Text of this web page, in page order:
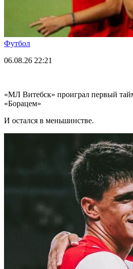
Футбол
06.08.26 22:21
«МЛ Витебск» проиграл первый
«Борацем»
И остался в меньшинстве.